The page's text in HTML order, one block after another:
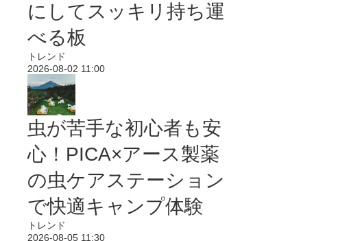
にしてスッキリ持ち運
べる板
トレンド
2026-08-02 11:00
虫が苦手な初心者も安
心！PICA×アース製薬
の虫ケアステーション
で快適キャンプ体験
トレンド
2026-08-05 11:30